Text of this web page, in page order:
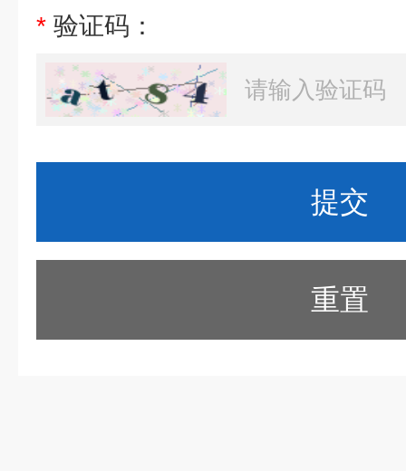
* 验证码：
重置